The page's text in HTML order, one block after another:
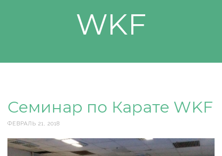
WKF
Семинар по Карате WKF
ФЕВРАЛЬ 21, 2018